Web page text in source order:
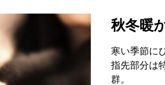
秋冬暖
寒い季節に
指先部分は
群。